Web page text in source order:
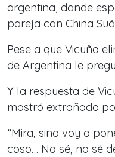
argentina, donde
pareja con China
Pese a que Vicuña
de Argentina le
Y la respuesta de
mostró extrañado
“Mira, sino voy a
coso… No sé, no sé